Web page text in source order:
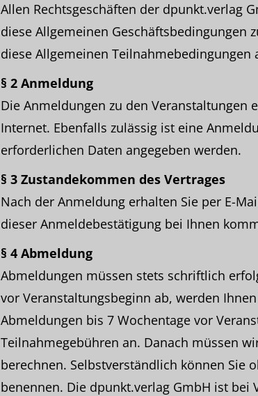
Allen Rechtsgeschäften der dpunkt.verlag
diese Allgemeinen Geschäftsbedingungen
diese Allgemeinen Teilnahmebedingungen
§ 2 Anmeldung
Die Anmeldungen zu den
Internet. Ebenfalls zulässig ist eine
erforderlichen Daten angegeben werden.
§ 3 Zustandekommen des Vertrages
Nach der Anmeldung erhalten Sie per E-
dieser Anmeldebestätigung bei Ihnen
§ 4 Abmeldung
Abmeldungen müssen stets schriftlich
vor Veranstaltungsbeginn ab, werden
Abmeldungen bis 7 Wochentage vor
Teilnahmegebühren an. Danach müssen
berechnen. Selbstverständlich können Sie
benennen. Die dpunkt.verlag GmbH ist